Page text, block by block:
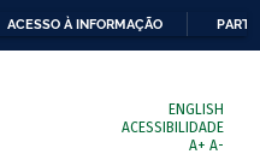
ACESSO À INFORMAÇÃO
ENGLISH
ACESSIBILIDADE
A+ A-